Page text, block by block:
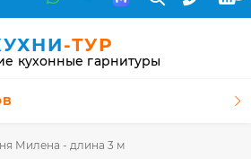
-ТУР
кухонные гарнитуры
Милена - длина 3 м